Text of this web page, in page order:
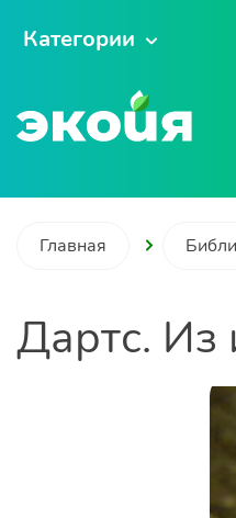
Категории
Главная
Дартс. Из